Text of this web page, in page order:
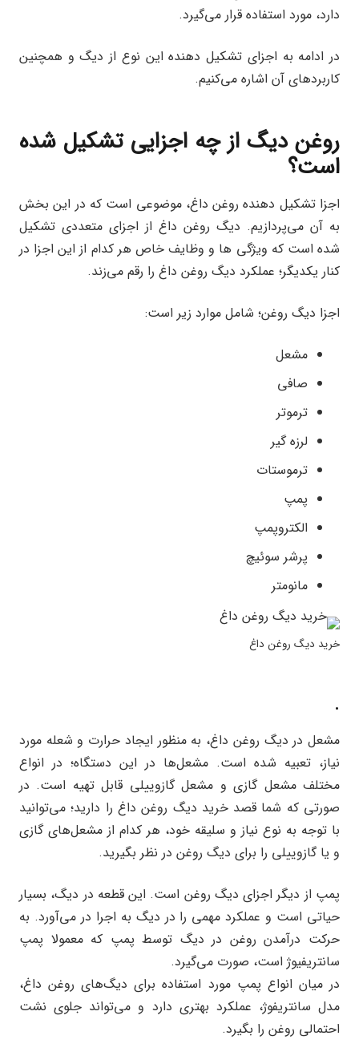
دارد، مورد استفاده قرار می‌گیرد.
در ادامه به اجزای تشکیل دهنده این نوع از دیگ و همچنین
کاربردهای آن اشاره می‌کنیم.
روغن دیگ از چه اجزایی تشکیل شده
است؟
اجزا تشکیل دهنده روغن داغ، موضوعی است که در این بخش
به آن می‌پردازیم. دیگ روغن داغ از اجزای متعددی تشکیل
شده است که ویژگی ‌ها و وظایف خاص هر کدام از این اجزا در
کنار یکدیگر؛ عملکرد دیگ روغن داغ را رقم می‌زند.
اجزا دیگ روغن؛ شامل موارد زیر است:
مشعل
صافی
ترموتر
لرزه گیر
ترموستات
پمپ
الکتروپمپ
پرشر سوئیچ
مانومتر
خرید دیگ روغن داغ
.
مشعل در دیگ روغن داغ، به منظور ایجاد حرارت و شعله مورد
نیاز، تعبیه شده است. مشعل‌ها در این دستگاه؛ در انواع
مختلف مشعل گازی و مشعل گازوییلی قابل تهیه است. در
صورتی که شما قصد خرید دیگ روغن داغ را دارید؛ می‌توانید
با توجه به نوع نیاز و سلیقه خود، هر کدام از مشعل‌‍‌های گازی
و یا گازوییلی را برای دیگ روغن در نظر بگیرید.
پمپ از دیگر اجزای دیگ روغن است. این قطعه در دیگ، بسیار
حیاتی است و عملکرد مهمی را در دیگ به اجرا در می‌آورد. به
حرکت درآمدن روغن در دیگ توسط پمپ که معمولا پمپ
سانتریفیوژ است، صورت می‌گیرد.
در میان انواع پمپ مورد استفاده برای دیگ‌های روغن داغ،
مدل سانتریفوژ، عملکرد بهتری دارد و می‌تواند جلوی نشت
احتمالی روغن را بگیرد.